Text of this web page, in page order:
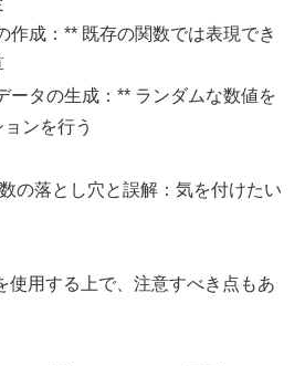
作成：** 既存の関数では表現でき
ータの生成：** ランダムな数値を
ンを行う
の落とし穴と誤解：気を付けたい
使用する上で、注意すべき点もあ